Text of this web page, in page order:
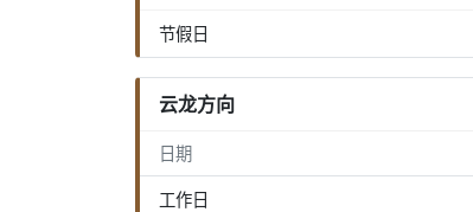
节假日
云龙方向
日期
工作日